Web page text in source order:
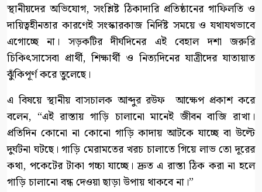
​স্থানীয়দের অভিযোগ, সংশ্লিষ্ট ঠিকাদারি প্রতিষ্ঠানের গাফিলতি ও
দায়িত্বহীনতার কারণেই সংস্কারকাজ নির্দিষ্ট সময়ে ও যথাযথভাবে
এগোচ্ছে না। সড়কটির দীর্ঘদিনের এই বেহাল দশা জরুরি
চিকিৎসাসেবা প্রার্থী, শিক্ষার্থী ও নিত্যদিনের যাত্রীদের যাতায়াত
ঝুঁকিপূর্ণ করে তুলেছে।
​এ বিষয়ে স্থানীয় বাসচালক আব্দুর রউফ আক্ষেপ প্রকাশ করে
বলেন, “এই রাস্তায় গাড়ি চালানো মানেই জীবন বাজি রাখা।
প্রতিদিন কোনো না কোনো গাড়ি কাদায় আটকে যাচ্ছে বা উল্টে
দুর্ঘটনা ঘটছে। গাড়ি মেরামতের খরচ চালাতে গিয়ে লাভ তো দূরের
কথা, পকেটের টাকা গচ্চা যাচ্ছে। দ্রুত এ রাস্তা ঠিক করা না হলে
গাড়ি চালানো বন্ধ দেওয়া ছাড়া উপায় থাকবে না।”